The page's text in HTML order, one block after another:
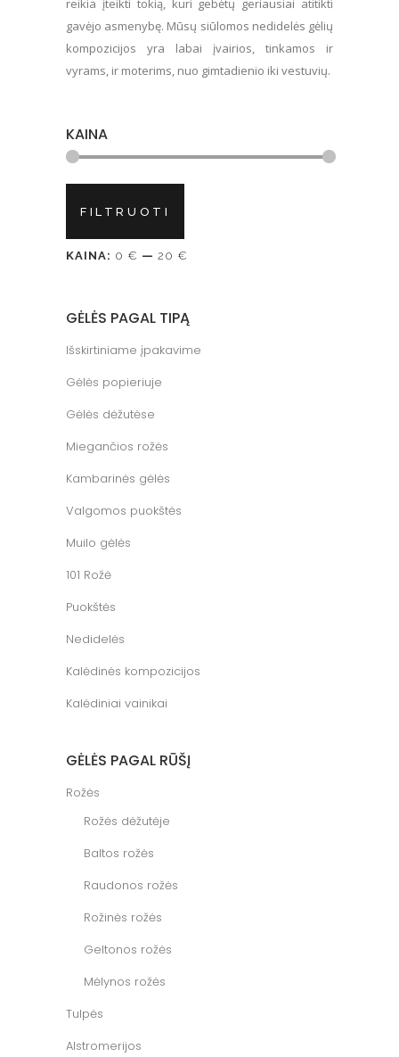
reikia įteikti tokią, kuri gebėtų geriausiai atitikti
gavėjo asmenybę. Mūsų siūlomos nedidelės gėlių
kompozicijos yra labai įvairios, tinkamos ir
vyrams, ir moterims, nuo gimtadienio iki vestuvių.
KAINA
kaina
kaina
FILTRUOTI
KAINA: 0 € — 20 €
GĖLĖS PAGAL TIPĄ
Išskirtiniame įpakavime
Gėlės popieriuje
Gėlės dėžutėse
Miegančios rožės
Kambarinės gėlės
Valgomos puokštės
Muilo gėlės
101 Rožė
Puokštės
Nedidelės
Kalėdinės kompozicijos
Kalėdiniai vainikai
GĖLĖS PAGAL RŪŠĮ
Rožės
Rožės dėžutėje
Baltos rožės
Raudonos rožės
Rožinės rožės
Geltonos rožės
Mėlynos rožės
Tulpės
Alstromerijos